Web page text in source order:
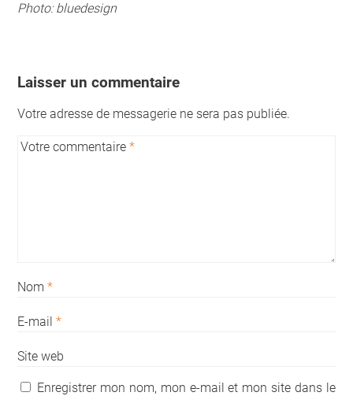
Photo: bluedesign
Laisser un commentaire
Votre adresse de messagerie ne sera pas publiée.
Votre commentaire *
Nom *
E-mail *
Site web
Enregistrer mon nom, mon e-mail et mon site dans le